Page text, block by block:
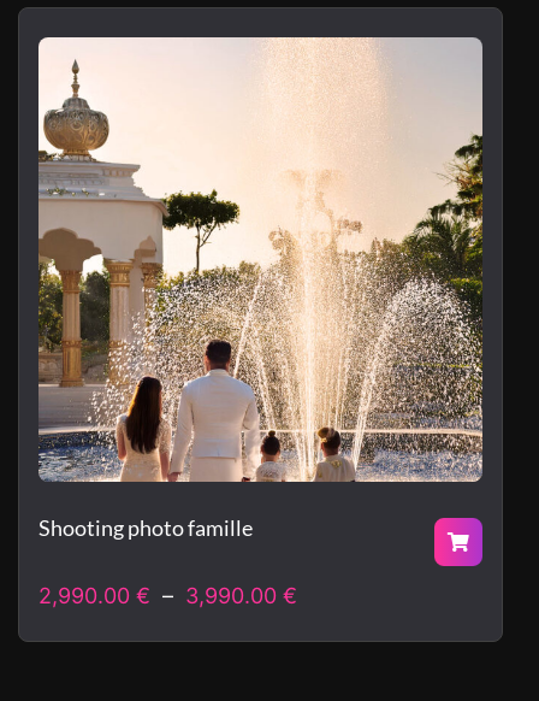
Shooting photo famille
2,990.00 € – 3,990.00 €